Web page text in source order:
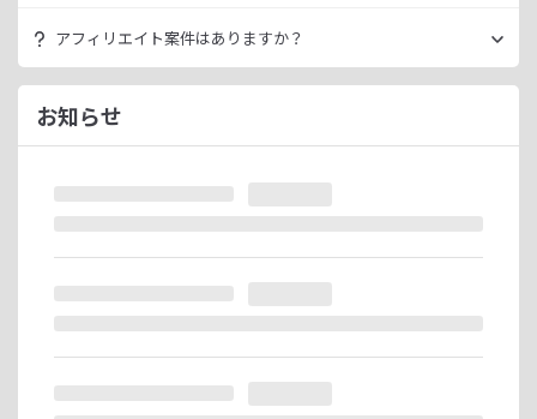
サジェスト情報を出さない仕様になっております。
今後はサジェスト以外のキーワード取得手段も有料プランに
て提供してまいりますので、そちらにて対応できる見通しで
ございます。
詳細は ラッコキーワードAPIドキュメント
い。
アフィリエイト案件はありますか？
ラッコIDアフィリエイトにて、「ラッコキーワード」のアフ
ィリエイト案件をお取り扱いいたしております。
無料のユーザー登録、利用開始（初回ログイン）と有料プラ
ラッコIDアフィリエイトは、「ユーザー情報」「銀行口座情
お知らせ